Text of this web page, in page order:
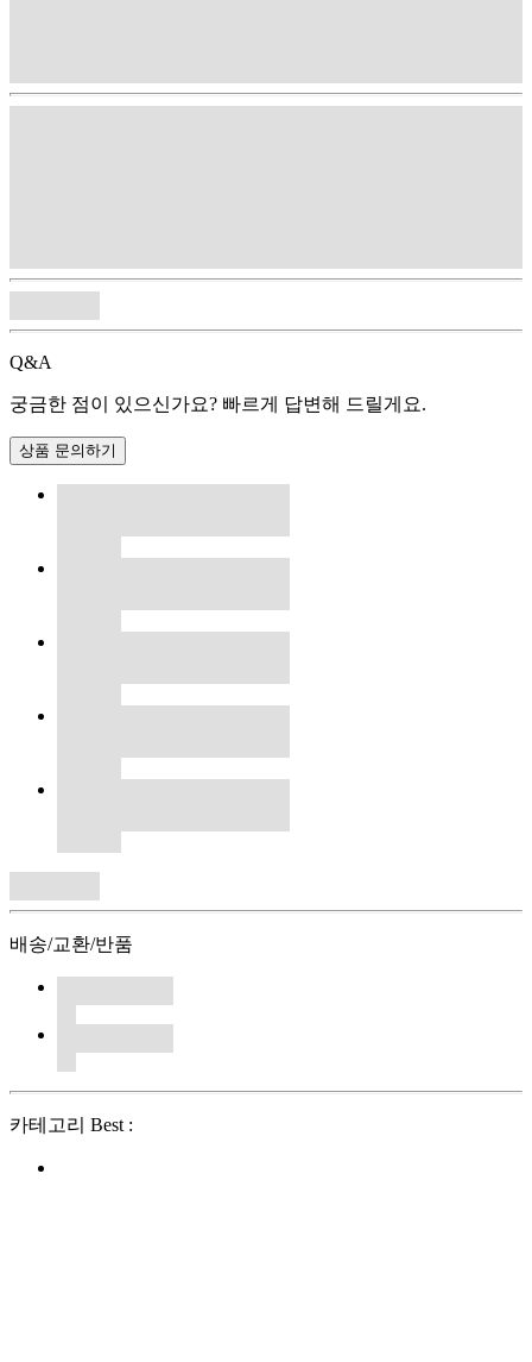
Q&A
궁금한 점이 있으신가요? 빠르게 답변해 드릴게요.
상품 문의하기
배송/교환/반품
카테고리 Best :